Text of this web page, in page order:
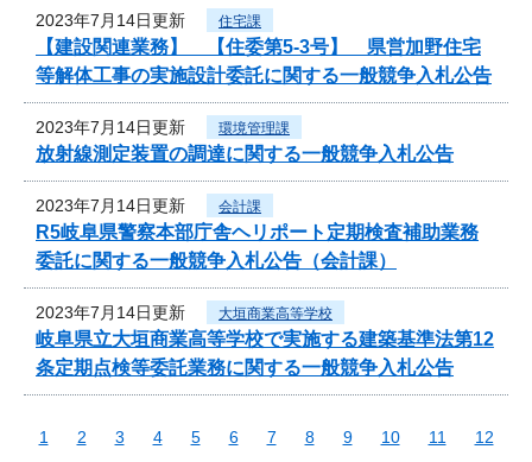
2023年7月14日更新 住宅課
【建設関連業務】 【住委第5-3号】 県営加野住宅
等解体工事の実施設計委託に関する一般競争入札公告
2023年7月14日更新 環境管理課
放射線測定装置の調達に関する一般競争入札公告
2023年7月14日更新 会計課
R5岐阜県警察本部庁舎ヘリポート定期検査補助業務
委託に関する一般競争入札公告（会計課）
2023年7月14日更新 大垣商業高等学校
岐阜県立大垣商業高等学校で実施する建築基準法第12
条定期点検等委託業務に関する一般競争入札公告
1 2 3 4 5 6 7 8 9 10 11
12